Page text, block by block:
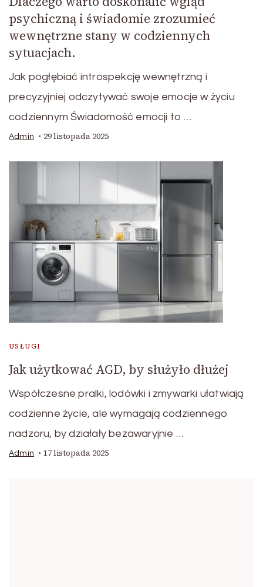
psychiczną i świadomie zrozumieć
wewnętrzne stany w codziennych
sytuacjach.
Jak pogłębiać introspekcję wewnętrzną i
precyzyjniej odczytywać swoje emocje w życiu
codziennym Świadomość emocji to …
Admin 29 listopada 2025
USŁUGI
Jak użytkować AGD, by służyło dłużej
Współczesne pralki, lodówki i zmywarki ułatwiają
codzienne życie, ale wymagają codziennego
nadzoru, by działały bezawaryjnie …
Admin 17 listopada 2025